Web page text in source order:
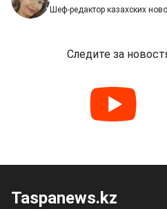
Шеф-редактор казахских
Следите за
Taspanews.kz